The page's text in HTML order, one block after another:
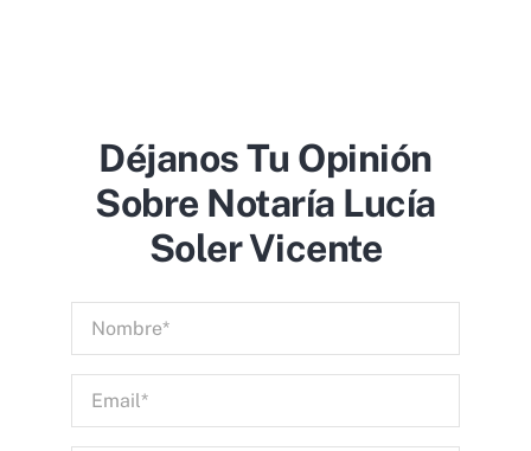
Déjanos Tu Opinión
Sobre Notaría Lucía
Soler Vicente